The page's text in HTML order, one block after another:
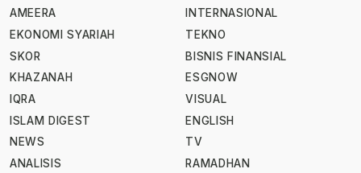
AMEERA
EKONOMI SYARIAH
SKOR
KHAZANAH
IQRA
ISLAM DIGEST
NEWS
ANALISIS
INTERNASIONAL
TEKNO
BISNIS FINANSIAL
ESGNOW
VISUAL
ENGLISH
TV
RAMADHAN